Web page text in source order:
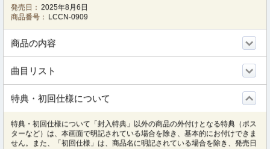
発売日： 2025年8月6日
商品番号：
LCCN-0909
商品の内容
曲目リスト
特典・初回仕様について
特典・初回仕様について「封入特典」以外の商品の外付けとなる特典（ポス
ターなど）は、本画面で明記されている場合を除き、基本的にお付けできま
せん。また、「初回仕様」は、商品名に明記されている場合を除き、発売日